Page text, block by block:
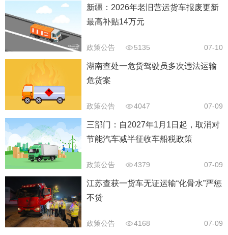
新疆：2026年老旧营运货车报废更新
最高补贴14万元
政策公告 5135 07-10
湖南查处一危货驾驶员多次违法运输
危货案
政策公告 4047 07-09
三部门：自2027年1月1日起，取消对
节能汽车减半征收车船税政策
政策公告 4379 07-09
江苏查获一货车无证运输“化骨水”严惩
不贷
政策公告 4168 07-09